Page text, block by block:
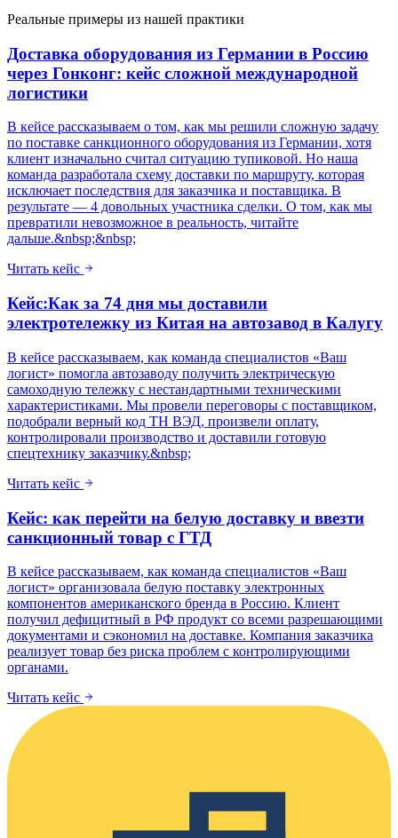
Реальные примеры из нашей практики
Доставка оборудования из Германии в Россию
через Гонконг: кейс сложной международной
логистики
В кейсе рассказываем о том, как мы решили сложную задачу
по поставке санкционного оборудования из Германии, хотя
клиент изначально считал ситуацию тупиковой. Но наша
команда разработала схему доставки по маршруту, которая
исключает последствия для заказчика и поставщика. В
результате — 4 довольных участника сделки. О том, как мы
превратили невозможное в реальность, читайте
дальше.&nbsp;&nbsp;
Читать кейс
Кейс:Как за 74 дня мы доставили
электротележку из Китая на автозавод в Калугу
В кейсе рассказываем, как команда специалистов «Ваш
логист» помогла автозаводу получить электрическую
самоходную тележку с нестандартными техническими
характеристиками. Мы провели переговоры с поставщиком,
подобрали верный код ТН ВЭД, произвели оплату,
контролировали производство и доставили готовую
спецтехнику заказчику.&nbsp;
Читать кейс
Кейс: как перейти на белую доставку и ввезти
санкционный товар с ГТД
В кейсе рассказываем, как команда специалистов «Ваш
логист» организовала белую поставку электронных
компонентов американского бренда в Россию. Клиент
получил дефицитный в РФ продукт со всеми разрешающими
документами и сэкономил на доставке. Компания заказчика
реализует товар без риска проблем с контролирующими
органами.
Читать кейс